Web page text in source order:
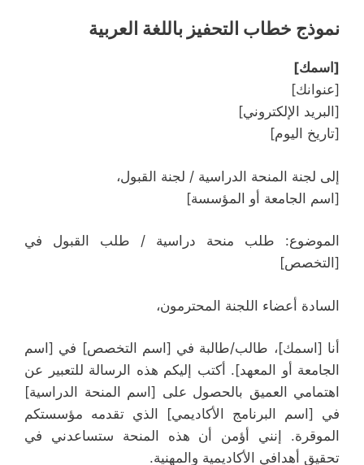
نموذج خطاب التحفيز باللغة العربية
[اسمك]
[عنوانك]
[البريد الإلكتروني]
[تاريخ اليوم]
إلى لجنة المنحة الدراسية / لجنة القبول،
[اسم الجامعة أو المؤسسة]
الموضوع: طلب منحة دراسية / طلب القبول في
[التخصص]
السادة أعضاء اللجنة المحترمون،
أنا [اسمك]، طالب/طالبة في [اسم التخصص] في [اسم
الجامعة أو المعهد]. أكتب إليكم هذه الرسالة للتعبير عن
اهتمامي العميق بالحصول على [اسم المنحة الدراسية]
في [اسم البرنامج الأكاديمي] الذي تقدمه مؤسستكم
الموقرة. إنني أؤمن أن هذه المنحة ستساعدني في
تحقيق أهدافي الأكاديمية والمهنية.